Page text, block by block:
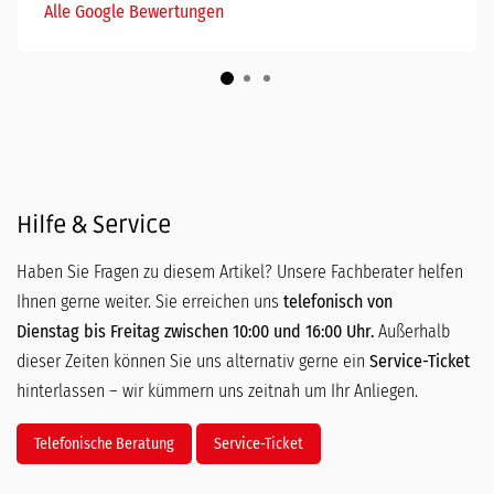
Alle Google Bewertungen
Hilfe & Service
Haben Sie Fragen zu diesem Artikel? Unsere Fachberater helfen
Ihnen gerne weiter. Sie erreichen uns telefonisch von
Dienstag bis Freitag zwischen 10:00 und 16:00 Uhr. Außerhalb
dieser Zeiten können Sie uns alternativ gerne ein Service-Ticket
hinterlassen – wir kümmern uns zeitnah um Ihr Anliegen.
Telefonische Beratung Service-Ticket